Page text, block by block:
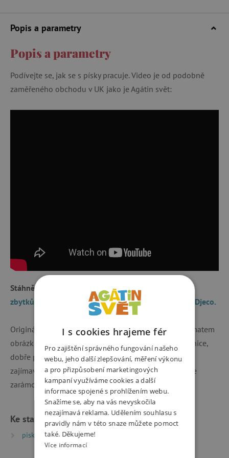
Popis a parametry
Popis a parametry
Podívejte se, jak se s písky pracuje. Video je od podobně
zaměřeného obchodu v UK jako je Agátin svět:
Stáhněte si
šablonu a návod na domácí pískování ze
zbytků barevných písků a třpytek z originálních sad Djeco.
Originální kreativní sada pro tvořivé děti od 9 let. Tématem
obrázků jsou zvířata v tropech. Díky jednoduché technice,
dobře popsané v přiložené brožurce, si děti vyrobí
zajímavou metodou čtyři třpytivé obrázky. Mohou si je
zarámovat nebo obdarovat své blízké.
Ke stažení
piskovani_ tisk_(1) | PDF | 2.17 MB
I s cookies hrajeme fér
Pro zajištění správného fungování našeho
webu, jeho další zlepšování, měření výkonu
a pro přizpůsobení marketingových
kampaní využíváme cookies a další
informace spojené s prohlížením webu.
Snažíme se, aby na vás nevyskočila
nezajímavá reklama. Udělením souhlasu s
pravidly nám v této snaze můžete pomoct
také. Děkujeme!
Více informací